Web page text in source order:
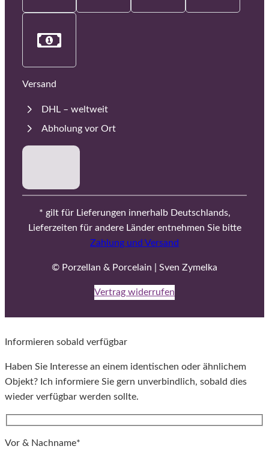
Versand
DHL – weltweit
Abholung vor Ort
* gilt für Lieferungen innerhalb Deutschlands,
Lieferzeiten für andere Länder entnehmen Sie bitte
Zahlung und Versand
© Porzellan & Porcelain | Sven Zymelka
Vertrag widerrufen
Informieren sobald verfügbar
Haben Sie Interesse an einem identischen oder ähnlichem
Objekt? Ich informiere Sie gern unverbindlich, sobald dies
wieder verfügbar werden sollte.
Vor & Nachname*